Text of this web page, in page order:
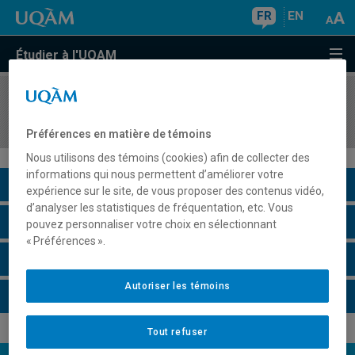
FR EN
Étudier à l'UQAM
COURS//
Description du cours
Horaire - Été 2026
Préférences en matière de témoins
Nous utilisons des témoins (cookies) afin de collecter des
informations qui nous permettent d’améliorer votre
expérience sur le site, de vous proposer des contenus vidéo,
d’analyser les statistiques de fréquentation, etc. Vous
pouvez personnaliser votre choix en sélectionnant
« Préférences ».
Tout refuser
Autoriser les témoins